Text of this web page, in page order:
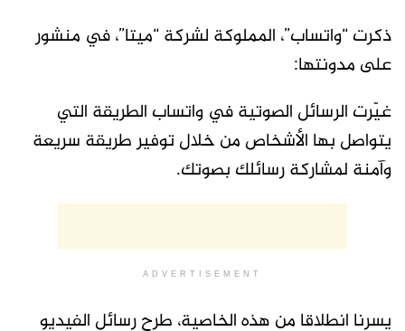
ذكرت “واتساب”، المملوكة لشركة “ميتا”، في منشور
على مدونتها:
غيّرت الرسائل الصوتية في واتساب الطريقة التي
يتواصل بها الأشخاص من خلال توفير طريقة سريعة
وآمنة لمشاركة رسائلك بصوتك.
ADVERTISEMENT
يسرنا انطلاقا من هذه الخاصية، طرح رسائل الفيديو